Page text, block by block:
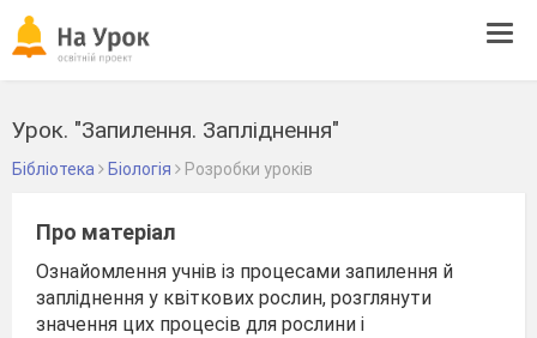
Урок. "Запилення. Запліднення"
Бібліотека Біологія Розробки уроків
Про матеріал
Ознайомлення учнів із процесами запилення й
запліднення у квіткових рослин, розглянути
значення цих процесів для рослини і